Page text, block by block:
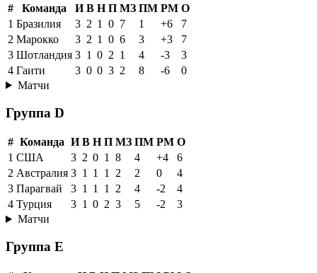
# Команда И В Н П МЗ ПМ РМ О
1 Бразилия 3 2 1 0 7 1 +6
7
2 Марокко 3 2 1 0 6 3 +3
7
3 Шотландия 3 1 0 2 1 4 -3
3
4 Гаити 3 0 0 3 2 8 -6
0
Матчи
Группа D
# Команда И В Н П МЗ ПМ РМ О
1 США 3 2 0 1 8 4 +4
6
2 Австралия 3 1 1 1 2 2 0
4
3 Парагвай 3 1 1 1 2 4 -2
4
4 Турция 3 1 0 2 3 5 -2
3
Матчи
Группа E